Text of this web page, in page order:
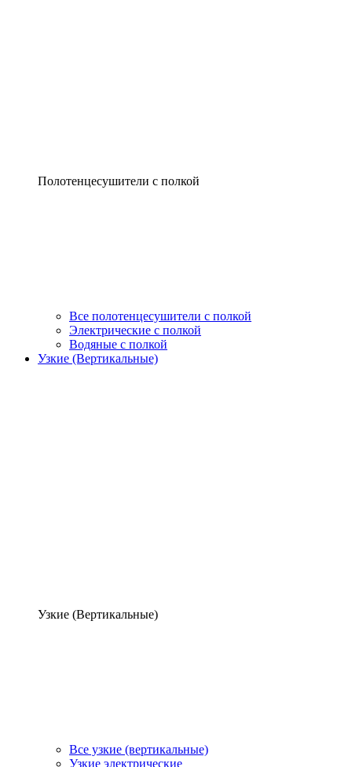
Полотенцесушители с полкой
Все полотенцесушители с полкой
Электрические с полкой
Водяные с полкой
Узкие (Вертикальные)
Узкие (Вертикальные)
Все узкие (вертикальные)
Узкие электрические